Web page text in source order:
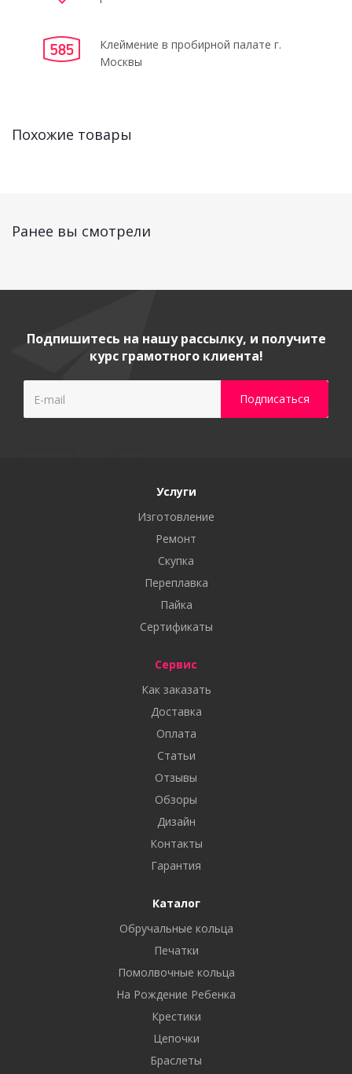
Клеймение в пробирной палате г.
Москвы
Похожие товары
Ранее вы смотрели
Подпишитесь на нашу рассылку, и получите
курс грамотного клиента!
Услуги
Изготовление
Ремонт
Скупка
Переплавка
Пайка
Сертификаты
Сервис
Как заказать
Доставка
Оплата
Статьи
Отзывы
Обзоры
Дизайн
Контакты
Гарантия
Каталог
Обручальные кольца
Печатки
Помолвочные кольца
На Рождение Ребенка
Крестики
Цепочки
Браслеты